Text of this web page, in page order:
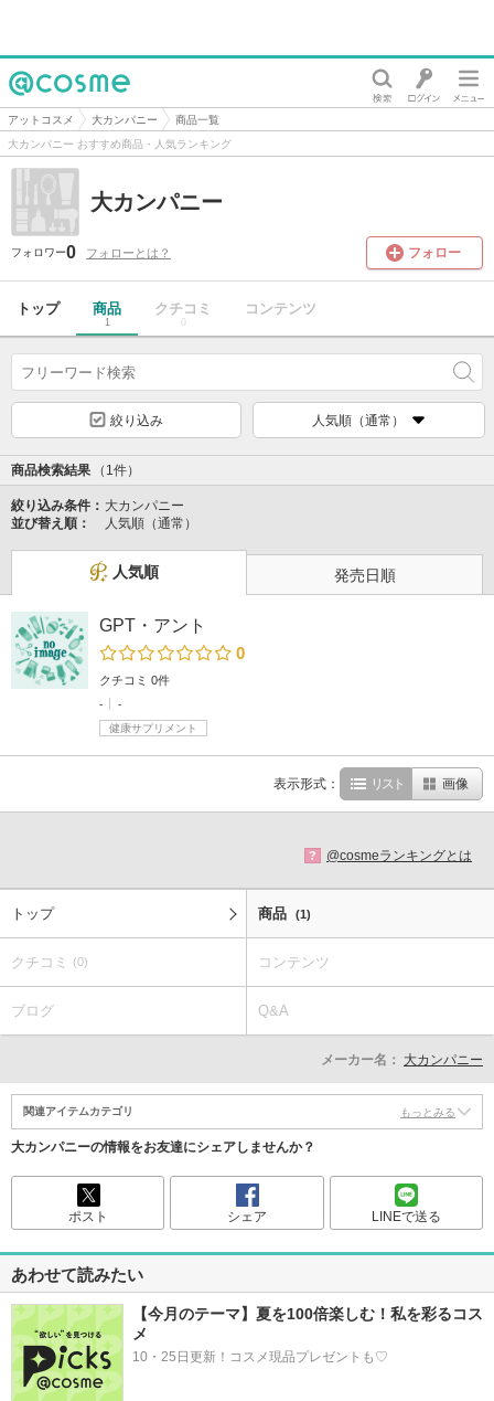
@cosme
アットコスメ 大カンパニー
商品一覧
大カンパニー おすすめ商品・人気ランキング
大カンパニー
フォロワー0 フォローとは？ フォロー
トップ 商品
1
クチコミ
0
コンテンツ
絞り込み 人気順（通常）
商品検索結果 （1件）
絞り込み条件： 大カンパニー
並び替え順：
人気順（通常）
人気順 発売日順
GPT・アント
0
クチコミ 0件
-
-
健康サプリメント
表示形式： リスト 画像
? @cosmeランキングとは
トップ 商品 (1)
クチコミ (0) コンテンツ
ブログ Q&A
メーカー名： 大カンパニー
関連アイテムカテゴリ もっとみる
大カンパニーの情報をお友達にシェアしませんか？
ポスト シェア LINEで送る
あわせて読みたい
【今月のテーマ】夏を100倍楽しむ！私を彩るコス
メ
10・25日更新！コスメ現品プレゼントも♡